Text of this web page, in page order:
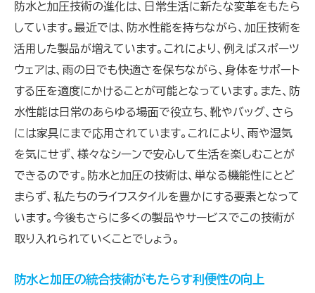
革新的な技術がもたらす安全性の向上
防水と加圧が実現する毎日の快適性とその秘訣
快適な環境を支える防水と加圧の技術
防水技術と加圧がもたらす快適な使用感
日々の生活を快適にする防水と加圧の役割
防水と加圧が提供する快適なライフスタイル
の秘密
加圧技術が強化する防水の快適性
防水と加圧が融合することで実現する快適な
防水技術が加圧と組み合わせることで生まれる可
防水と加圧技術の進化は、日常生活に新たな変革をもたら
しています。最近では、防水性能を持ちながら、加圧技術を
活用した製品が増えています。これにより、例えばスポーツ
ウェアは、雨の日でも快適さを保ちながら、身体をサポート
する圧を適度にかけることが可能となっています。また、防
水性能は日常のあらゆる場面で役立ち、靴やバッグ、さら
には家具にまで応用されています。これにより、雨や湿気
を気にせず、様々なシーンで安心して生活を楽しむことが
できるのです。防水と加圧の技術は、単なる機能性にとど
まらず、私たちのライフスタイルを豊かにする要素となって
います。今後もさらに多くの製品やサービスでこの技術が
取り入れられていくことでしょう。
防水と加圧の統合技術がもたらす利便性の向上